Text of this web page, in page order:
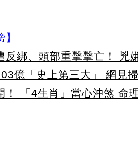
反綁、頭部重擊擊亡！ 兇
億「史上第三大」 網見
！ 「4生肖」當心沖煞 命